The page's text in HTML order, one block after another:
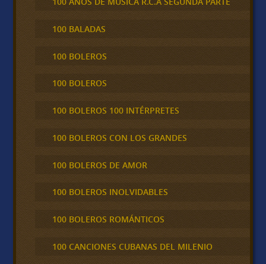
100 BALADAS
100 BOLEROS
100 BOLEROS
100 BOLEROS 100 INTÉRPRETES
100 BOLEROS CON LOS GRANDES
100 BOLEROS DE AMOR
100 BOLEROS INOLVIDABLES
100 BOLEROS ROMÁNTICOS
100 CANCIONES CUBANAS DEL MILENIO